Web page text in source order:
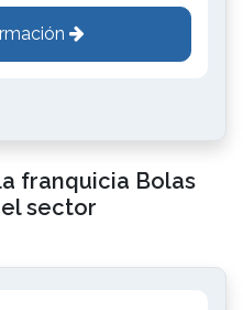
franquicia Bolas
sector